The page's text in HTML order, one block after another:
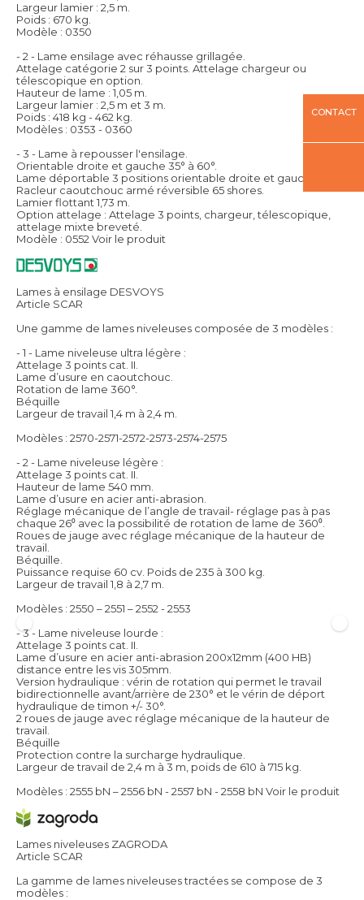
Largeur lamier : 2,5 m.
Poids : 670 kg.
Modèle : 0350
- 2 - Lame ensilage avec réhausse grillagée.
Attelage catégorie 2 sur 3 points. Attelage chargeur ou
télescopique en option.
Hauteur de lame : 1,05 m.
Largeur lamier : 2,5 m et 3 m.
Poids : 418 kg - 462 kg.
Modèles : 0353 - 0360
- 3 - Lame à repousser l'ensilage.
Orientable droite et gauche 35° à 60°.
Lame déportable 3 positions orientable droite et gauche.
Racleur caoutchouc armé réversible 65 shores.
Lamier flottant 1,73 m.
Option attelage : Attelage 3 points, chargeur, télescopique,
attelage mixte breveté.
Modèle : 0552 Voir le produit
Lames à ensilage DESVOYS
Article SCAR
Une gamme de lames niveleuses composée de 3 modèles :
- 1 - Lame niveleuse ultra légère :
Attelage 3 points cat. II.
Lame d’usure en caoutchouc.
Rotation de lame 360°.
Béquille
Largeur de travail 1,4 m à 2,4 m.
Modèles : 2570-2571-2572-2573-2574-2575
- 2 - Lame niveleuse légère :
Attelage 3 points cat. II.
Hauteur de lame 540 mm.
Lame d’usure en acier anti-abrasion.
Réglage mécanique de l’angle de travail- réglage pas à pas
chaque 26⁰ avec la possibilité de rotation de lame de 360⁰.
Roues de jauge avec réglage mécanique de la hauteur de
travail.
Béquille.
Puissance requise 60 cv. Poids de 235 à 300 kg.
Largeur de travail 1,8 à 2,7 m.
Modèles : 2550 – 2551 – 2552 - 2553
- 3 - Lame niveleuse lourde :
Attelage 3 points cat. II.
Lame d’usure en acier anti-abrasion 200x12mm (400 HB)
distance entre les vis 305mm.
Version hydraulique : vérin de rotation qui permet le travail
bidirectionnelle avant/arrière de 230° et le vérin de déport
hydraulique de timon +/- 30°.
2 roues de jauge avec réglage mécanique de la hauteur de
travail.
Béquille
Protection contre la surcharge hydraulique.
Largeur de travail de 2,4 m à 3 m, poids de 610 à 715 kg.
Modèles : 2555 bN – 2556 bN - 2557 bN - 2558 bN Voir le produit
Lames niveleuses ZAGRODA
Article SCAR
La gamme de lames niveleuses tractées se compose de 3
modèles :
CONTACT